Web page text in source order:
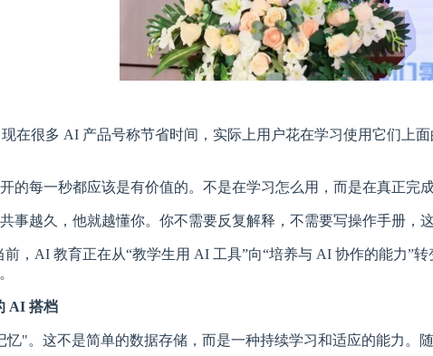
在很多 AI 产品号称节省时间，实际上用户花在学习使用它们上
的每一秒都应该是有价值的。不是在学习怎么用，而是在真正完
事越久，他就越懂你。你不需要反复解释，不需要写操作手册，
，AI 教育正在从“教学生用 AI 工具”向“培养与 AI 协作的能力”
AI 搭档
"。这不是简单的数据存储，而是一种持续学习和适应的能力。